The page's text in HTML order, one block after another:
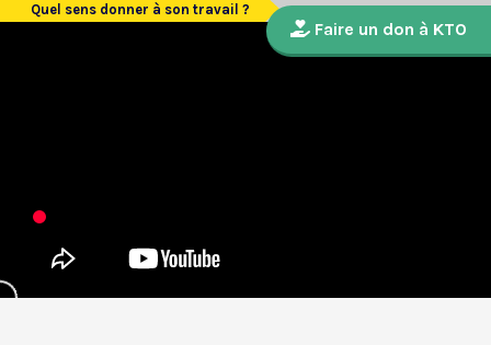
Quel sens donner à son travail ?
Faire un don à KTO